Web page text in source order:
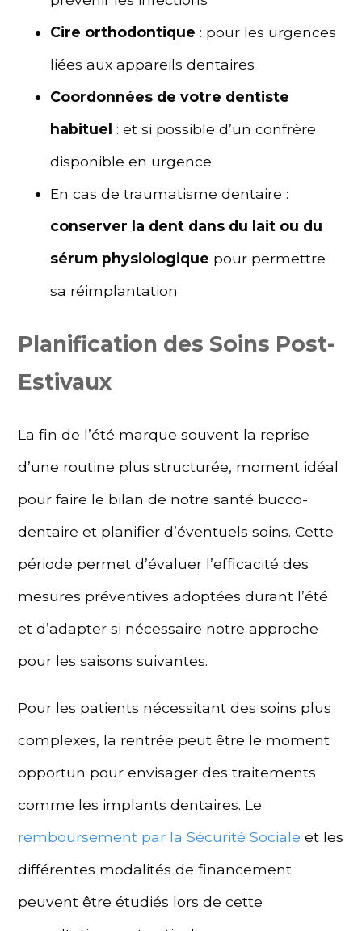
Cire orthodontique : pour les urgences
liées aux appareils dentaires
Coordonnées de votre dentiste
habituel : et si possible d’un confrère
disponible en urgence
En cas de traumatisme dentaire :
conserver la dent dans du lait ou du
sérum physiologique pour permettre
sa réimplantation
Planification des Soins Post-
Estivaux
La fin de l’été marque souvent la reprise
d’une routine plus structurée, moment idéal
pour faire le bilan de notre santé bucco-
dentaire et planifier d’éventuels soins. Cette
période permet d’évaluer l’efficacité des
mesures préventives adoptées durant l’été
et d’adapter si nécessaire notre approche
pour les saisons suivantes.
Pour les patients nécessitant des soins plus
complexes, la rentrée peut être le moment
opportun pour envisager des traitements
comme les implants dentaires. Le
remboursement par la Sécurité Sociale et les
différentes modalités de financement
peuvent être étudiés lors de cette